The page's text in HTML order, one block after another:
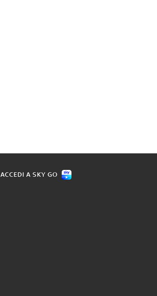
ACCEDI A SKY GO